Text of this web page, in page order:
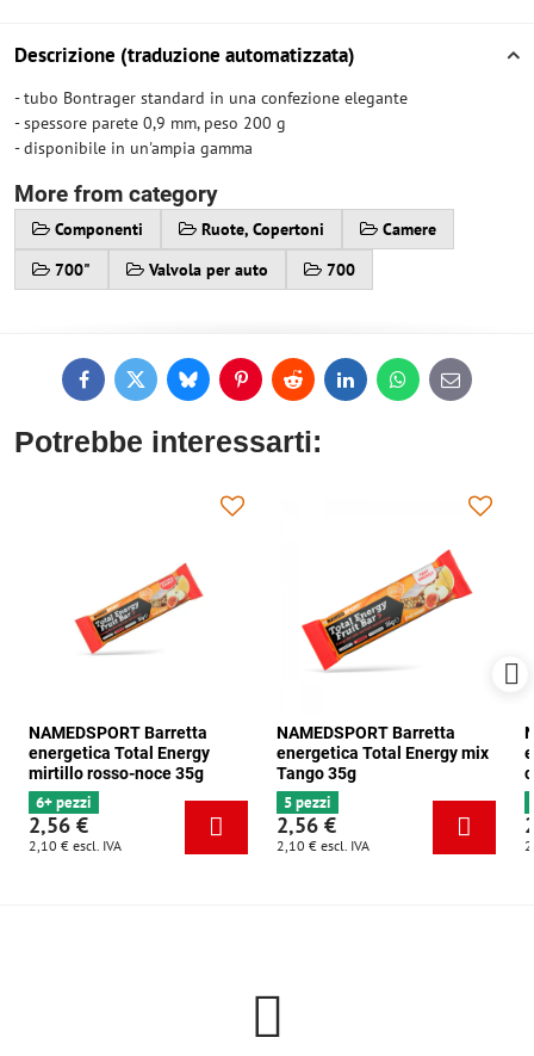
Descrizione (traduzione automatizzata)
- tubo Bontrager standard in una confezione elegante
- spessore parete 0,9 mm, peso 200 g
- disponibile in un'ampia gamma
More from category
Componenti Ruote, Copertoni
Camere
700"
Valvola per auto 700
FacebookTwitterBlueskyPinterestReddit LinkedInWhatsApp
E-
mail
Potrebbe interessarti:
NAMEDSPORT Barretta
energetica Total Energy
mirtillo rosso-noce 35g
6+ pezzi
2,56 €
2,10 € escl. IVA
NAMEDSPORT Barretta
energetica Total Energy mix
Tango 35g
5 pezzi
2,56 €
2,10 € escl. IVA